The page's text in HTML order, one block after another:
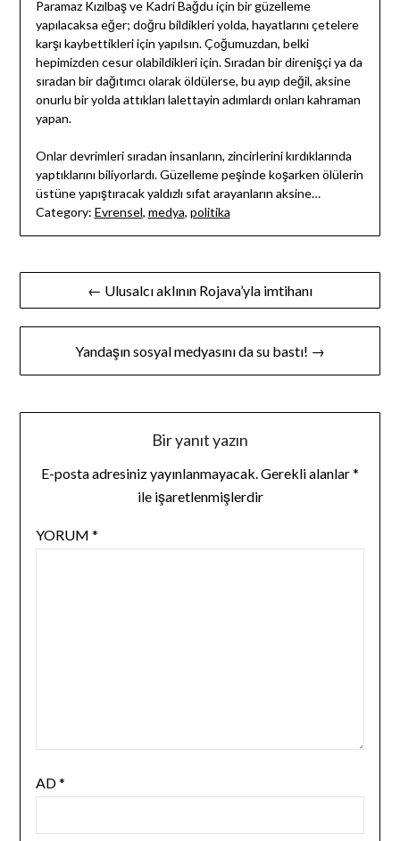
Paramaz Kızılbaş ve Kadri Bağdu için bir güzelleme
yapılacaksa eğer; doğru bildikleri yolda, hayatlarını çetelere
karşı kaybettikleri için yapılsın. Çoğumuzdan, belki
hepimizden cesur olabildikleri için. Sıradan bir direnişçi ya da
sıradan bir dağıtımcı olarak öldülerse, bu ayıp değil, aksine
onurlu bir yolda attıkları lalettayin adımlardı onları kahraman
yapan.
Onlar devrimleri sıradan insanların, zincirlerini kırdıklarında
yaptıklarını biliyorlardı. Güzelleme peşinde koşarken ölülerin
üstüne yapıştıracak yaldızlı sıfat arayanların aksine…
Category: Evrensel, medya, politika
Yazı
gezinmesi
← Ulusalcı aklının Rojava’yla imtihanı
Yandaşın sosyal medyasını da su bastı! →
Bir yanıt yazın
E-posta adresiniz yayınlanmayacak.Gerekli alanlar*
ile işaretlenmişlerdir
YORUM *
AD*